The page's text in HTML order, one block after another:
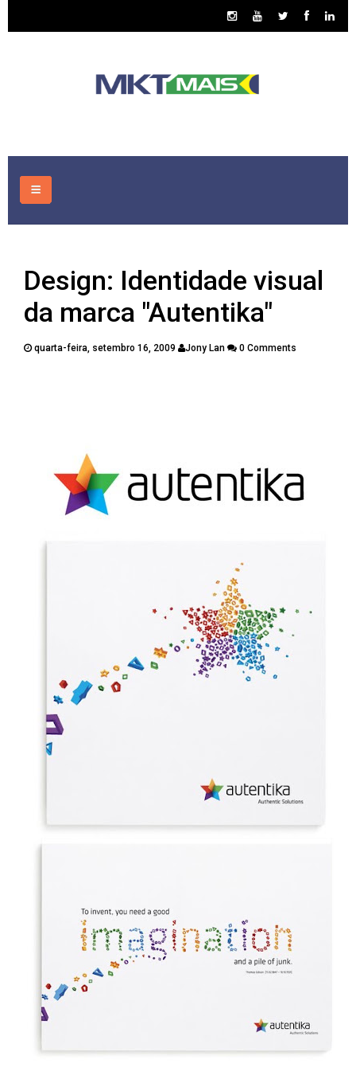
CONSULTORIA
ASSUNTOS
PUBLICAÇÕES
Design: Identidade visual
da marca "Autentika"
quarta-feira, setembro 16, 2009 Jony Lan 0 Comments